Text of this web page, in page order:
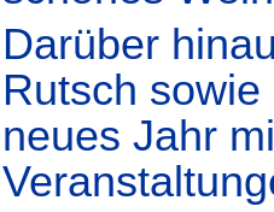
Darüber
Rutsch
neues Jahr